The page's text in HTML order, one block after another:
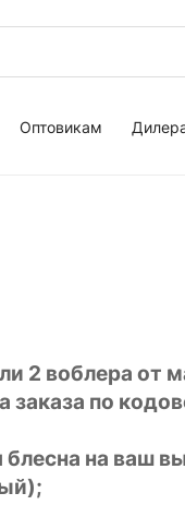
Оптовикам
2 воблера от
по
на ваш